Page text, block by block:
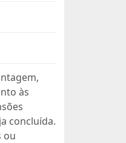
às
concluída.
ou